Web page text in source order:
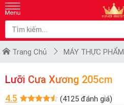
Trang Chủ MÁY THỰC PHẨM
Lưỡi Cưa Xương 205cm
4.5 (4125 đánh giá)